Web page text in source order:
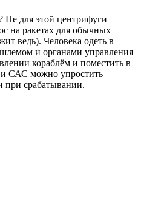
Не для этой центрифуги
на ракетах для обычных
ведь). Человека одеть в
и органами управления
кораблём и поместить в
и САС можно упростить
при срабатывании.